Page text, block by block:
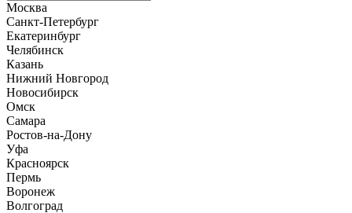
Москва
Санкт-Петербург
Екатеринбург
Челябинск
Казань
Нижний Новгород
Новосибирск
Омск
Самара
Ростов-на-Дону
Уфа
Красноярск
Пермь
Воронеж
Волгоград